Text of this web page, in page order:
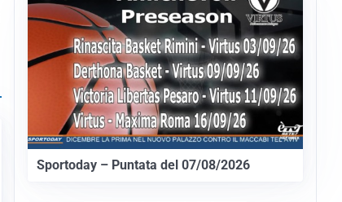
Sportoday – Puntata del 07/08/2026